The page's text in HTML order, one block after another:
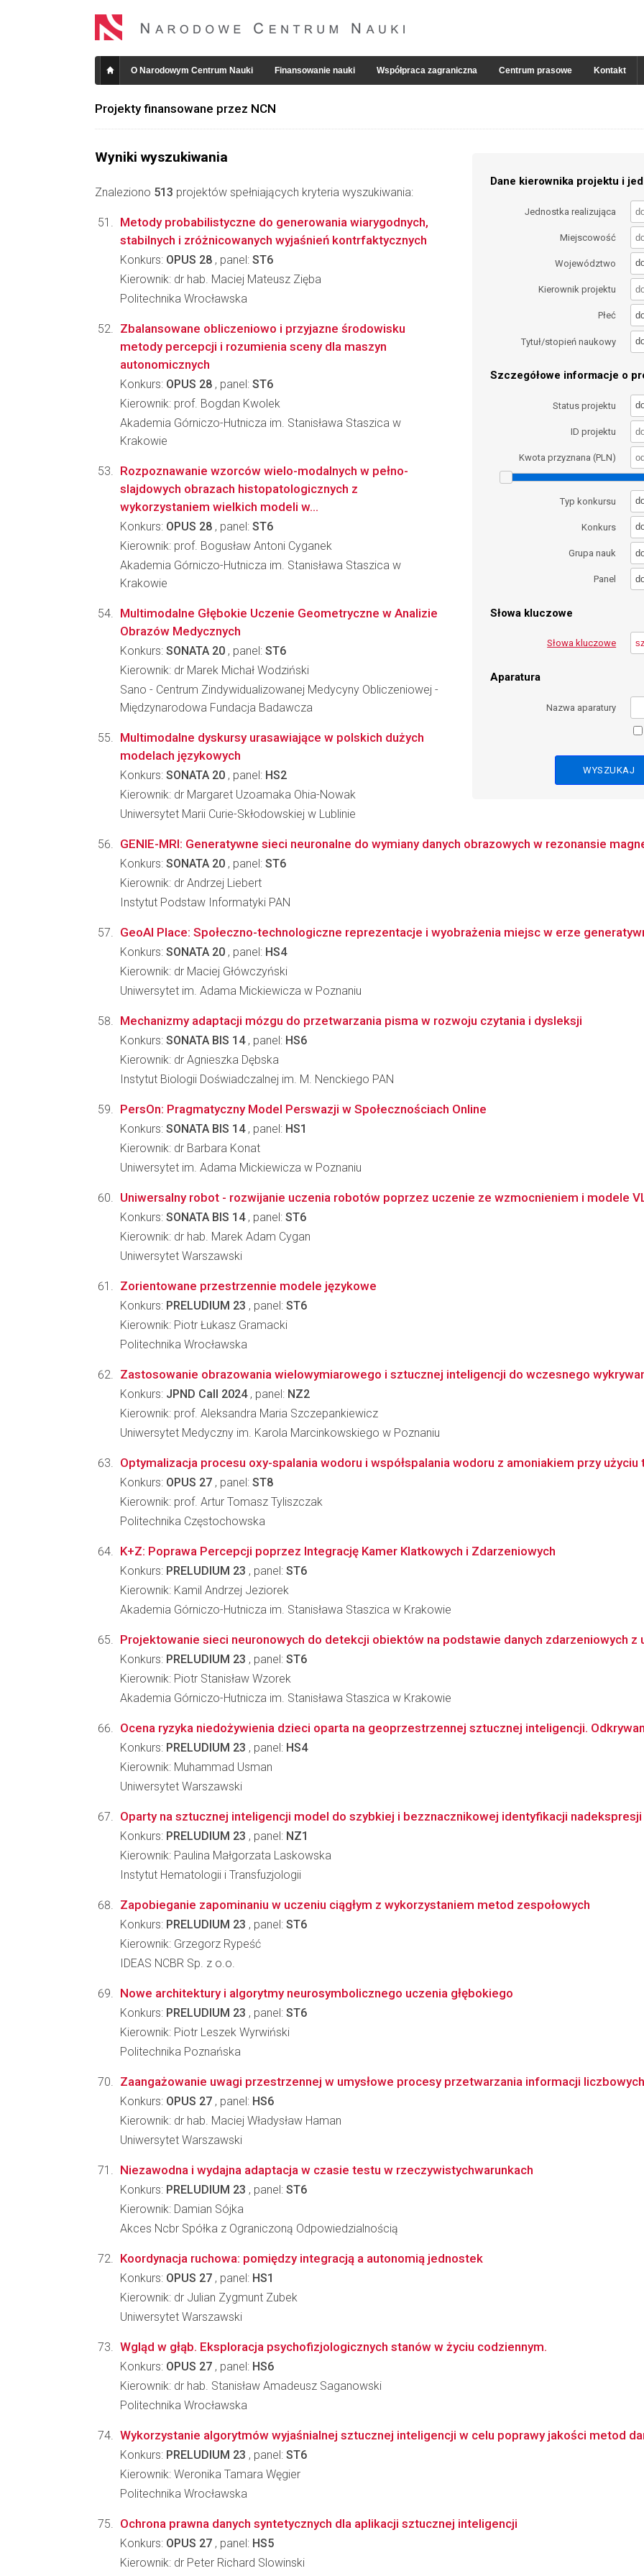
O Narodowym Centrum Nauki Finansowanie nauki Współpraca zagraniczna Centrum prasowe Kontakt
Projekty finansowane przez NCN
Wyniki wyszukiwania
Znaleziono 513 projektów spełniających kryteria wyszukiwania:
Dane kierownika projektu i
Jednostka realizująca
Miejscowość
Województwo
Kierownik projektu
Płeć
Tytuł/stopień naukowy
Szczegółowe informacje o
Status projektu
ID projektu
Kwota przyznana (PLN)
Typ konkursu
Konkurs
Grupa nauk
Panel
Słowa kluczowe
Słowa kluczowe
Aparatura
Nazwa aparatury
Metody probabilistyczne do generowania wiarygodnych,
stabilnych i zróżnicowanych wyjaśnień kontrfaktycznych
Konkurs: OPUS 28 , panel: ST6
Kierownik: dr hab. Maciej Mateusz Zięba
Politechnika Wrocławska
Zbalansowane obliczeniowo i przyjazne środowisku
metody percepcji i rozumienia sceny dla maszyn
autonomicznych
Konkurs: OPUS 28 , panel: ST6
Kierownik: prof. Bogdan Kwolek
Akademia Górniczo-Hutnicza im. Stanisława Staszica w
Krakowie
Rozpoznawanie wzorców wielo-modalnych w pełno-
slajdowych obrazach histopatologicznych z
wykorzystaniem wielkich modeli w...
Konkurs: OPUS 28 , panel: ST6
Kierownik: prof. Bogusław Antoni Cyganek
Akademia Górniczo-Hutnicza im. Stanisława Staszica w
Krakowie
Multimodalne Głębokie Uczenie Geometryczne w Analizie
Obrazów Medycznych
Konkurs: SONATA 20 , panel: ST6
Kierownik: dr Marek Michał Wodziński
Sano - Centrum Zindywidualizowanej Medycyny Obliczeniowej -
Międzynarodowa Fundacja Badawcza
Multimodalne dyskursy urasawiające w polskich dużych
modelach językowych
Konkurs: SONATA 20 , panel: HS2
Kierownik: dr Margaret Uzoamaka Ohia-Nowak
Uniwersytet Marii Curie-Skłodowskiej w Lublinie
GENIE-MRI: Generatywne sieci neuronalne do wymiany danych obrazowych w rezonansie
Konkurs: SONATA 20 , panel: ST6
Kierownik: dr Andrzej Liebert
Instytut Podstaw Informatyki PAN
GeoAI Place: Społeczno-technologiczne reprezentacje i wyobrażenia miejsc w erze
Konkurs: SONATA 20 , panel: HS4
Kierownik: dr Maciej Główczyński
Uniwersytet im. Adama Mickiewicza w Poznaniu
Mechanizmy adaptacji mózgu do przetwarzania pisma w rozwoju czytania i dysleksji
Konkurs: SONATA BIS 14, panel: HS6
Kierownik: dr Agnieszka Dębska
Instytut Biologii Doświadczalnej im. M. Nenckiego PAN
PersOn: Pragmatyczny Model Perswazji w Społecznościach Online
Konkurs: SONATA BIS 14, panel: HS1
Kierownik: dr Barbara Konat
Uniwersytet im. Adama Mickiewicza w Poznaniu
Uniwersalny robot - rozwijanie uczenia robotów poprzez uczenie ze wzmocnieniem i modele
Konkurs: SONATA BIS 14, panel: ST6
Kierownik: dr hab. Marek Adam Cygan
Uniwersytet Warszawski
Zorientowane przestrzennie modele językowe
Konkurs: PRELUDIUM 23 , panel: ST6
Kierownik: Piotr Łukasz Gramacki
Politechnika Wrocławska
Zastosowanie obrazowania wielowymiarowego i sztucznej inteligencji do wczesnego
Konkurs: JPND Call 2024, panel: NZ2
Kierownik: prof. Aleksandra Maria Szczepankiewicz
Uniwersytet Medyczny im. Karola Marcinkowskiego w Poznaniu
Optymalizacja procesu oxy-spalania wodoru i współspalania wodoru z amoniakiem przy
Konkurs: OPUS 27 , panel: ST8
Kierownik: prof. Artur Tomasz Tyliszczak
Politechnika Częstochowska
K+Z: Poprawa Percepcji poprzez Integrację Kamer Klatkowych i Zdarzeniowych
Konkurs: PRELUDIUM 23 , panel: ST6
Kierownik: Kamil Andrzej Jeziorek
Akademia Górniczo-Hutnicza im. Stanisława Staszica w Krakowie
Projektowanie sieci neuronowych do detekcji obiektów na podstawie danych zdarzeniowych
Konkurs: PRELUDIUM 23 , panel: ST6
Kierownik: Piotr Stanisław Wzorek
Akademia Górniczo-Hutnicza im. Stanisława Staszica w Krakowie
Ocena ryzyka niedożywienia dzieci oparta na geoprzestrzennej sztucznej inteligencji.
Konkurs: PRELUDIUM 23 , panel: HS4
Kierownik: Muhammad Usman
Uniwersytet Warszawski
Oparty na sztucznej inteligencji model do szybkiej i bezznacznikowej identyfikacji
Konkurs: PRELUDIUM 23 , panel: NZ1
Kierownik: Paulina Małgorzata Laskowska
Instytut Hematologii i Transfuzjologii
Zapobieganie zapominaniu w uczeniu ciągłym z wykorzystaniem metod zespołowych
Konkurs: PRELUDIUM 23 , panel: ST6
Kierownik: Grzegorz Rypeść
IDEAS NCBR Sp. z o.o.
Nowe architektury i algorytmy neurosymbolicznego uczenia głębokiego
Konkurs: PRELUDIUM 23 , panel: ST6
Kierownik: Piotr Leszek Wyrwiński
Politechnika Poznańska
Zaangażowanie uwagi przestrzennej w umysłowe procesy przetwarzania informacji
Konkurs: OPUS 27 , panel: HS6
Kierownik: dr hab. Maciej Władysław Haman
Uniwersytet Warszawski
Niezawodna i wydajna adaptacja w czasie testu w rzeczywistychwarunkach
Konkurs: PRELUDIUM 23 , panel: ST6
Kierownik: Damian Sójka
Akces Ncbr Spółka z Ograniczoną Odpowiedzialnością
Koordynacja ruchowa: pomiędzy integracją a autonomią jednostek
Konkurs: OPUS 27 , panel: HS1
Kierownik: dr Julian Zygmunt Zubek
Uniwersytet Warszawski
Wgląd w głąb. Eksploracja psychofizjologicznych stanów w życiu codziennym.
Konkurs: OPUS 27 , panel: HS6
Kierownik: dr hab. Stanisław Amadeusz Saganowski
Politechnika Wrocławska
Wykorzystanie algorytmów wyjaśnialnej sztucznej inteligencji w celu poprawy jakości metod
Konkurs: PRELUDIUM 23 , panel: ST6
Kierownik: Weronika Tamara Węgier
Politechnika Wrocławska
Ochrona prawna danych syntetycznych dla aplikacji sztucznej inteligencji
Konkurs: OPUS 27 , panel: HS5
Kierownik: dr Peter Richard Slowinski